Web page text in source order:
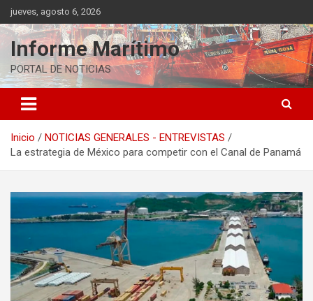
Saltar
al
contenido
jueves, agosto 6, 2026
Informe Marítimo
PORTAL DE NOTICIAS
Inicio
NOTICIAS GENERALES - ENTREVISTAS
La estrategia de México para competir con el Canal de Panamá